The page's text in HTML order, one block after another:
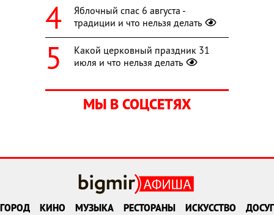
Яблочный спас 6 августа -
традиции и что нельзя делать
Какой церковный праздник 31
июля и что нельзя делать
МЫ В СОЦСЕТЯХ
ГОРОД КИНО МУЗЫКА РЕСТОРАНЫ ИСКУССТВО ДОСУГ